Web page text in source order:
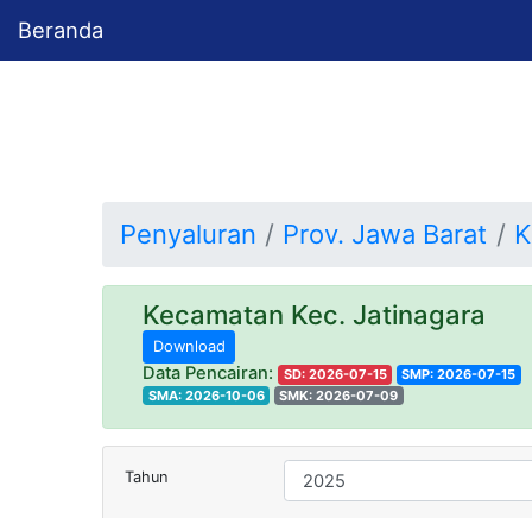
Beranda
Penyaluran Prov. Jawa Barat
Kecamatan Kec. Jatinagara
Download
Data Pencairan: SD: 2026-07-15
SMP: 2026-07-15
SMA: 2026-10-06
SMK: 2026-07-09
Tahun